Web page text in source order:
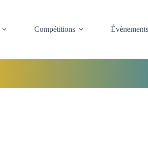
Compétitions Évènements